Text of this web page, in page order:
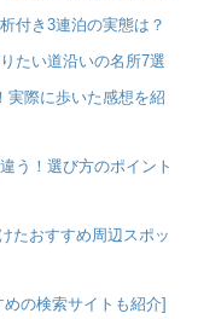
付き3連泊の実態は？
たい道沿いの名所7選
実際に歩いた感想を紹
う！選び方のポイント
たおすすめ周辺スポッ
の検索サイトも紹介]